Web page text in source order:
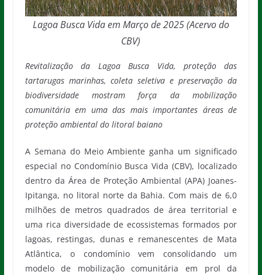
Lagoa Busca Vida em Março de 2025 (Acervo do
CBV)
Revitalização da Lagoa Busca Vida, proteção das
tartarugas marinhas, coleta seletiva e preservação da
biodiversidade mostram força da mobilização
comunitária em uma das mais importantes áreas de
proteção ambiental do litoral baiano
A Semana do Meio Ambiente ganha um significado
especial no Condomínio Busca Vida (CBV), localizado
dentro da Área de Proteção Ambiental (APA) Joanes-
Ipitanga, no litoral norte da Bahia. Com mais de 6,0
milhões de metros quadrados de área territorial e
uma rica diversidade de ecossistemas formados por
lagoas, restingas, dunas e remanescentes de Mata
Atlântica, o condomínio vem consolidando um
modelo de mobilização comunitária em prol da